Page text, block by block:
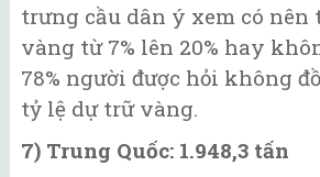
trưng cầu dân ý xem có nên
vàng từ 7% lên 20% hay
78% người được hỏi không
tỷ lệ dự trữ vàng.
7) Trung Quốc: 1.948,3 tấn